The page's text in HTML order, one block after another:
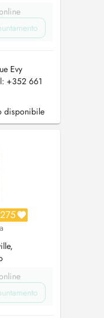
Evy
+352 661
de SMS. No
immédiat
disponibile
275